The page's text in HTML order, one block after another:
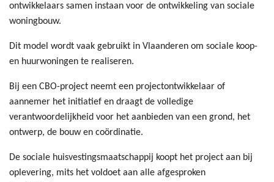
ontwikkelaars samen instaan voor de ontwikkeling van sociale
woningbouw.
Dit model wordt vaak gebruikt in Vlaanderen om sociale koop-
en huurwoningen te realiseren.
Bij een CBO-project neemt een projectontwikkelaar of
aannemer het initiatief en draagt de volledige
verantwoordelijkheid voor het aanbieden van een grond, het
ontwerp, de bouw en coördinatie.
De sociale huisvestingsmaatschappij koopt het project aan bij
oplevering, mits het voldoet aan alle afgesproken